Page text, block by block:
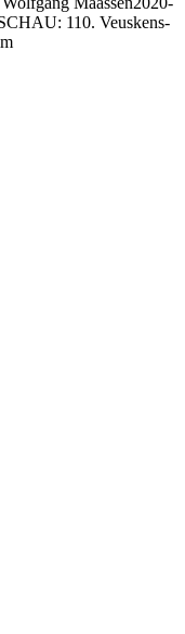
110. Veuskens-